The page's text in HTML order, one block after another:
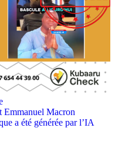
Emmanuel Macron
a été générée par l’IA